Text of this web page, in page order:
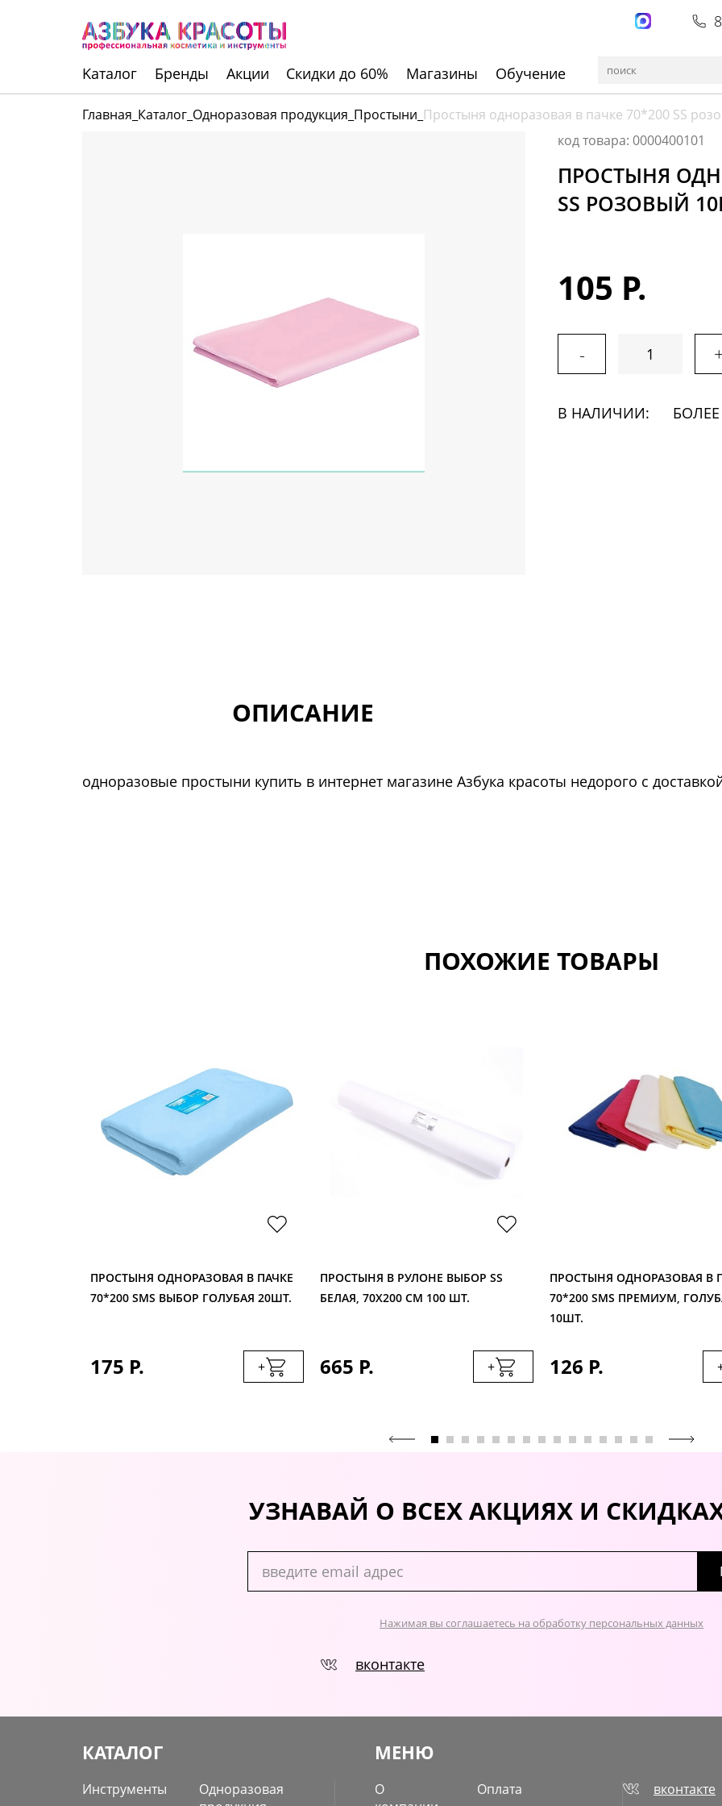
Kаталог Бренды Акции Скидки до 60% Магазины Обучение
Главная Каталог Одноразовая продукция Простыни Простыня одноразовая в пачке 70*200 SS
код товара: 0000400101
ПРОСТЫНЯ
SS РОЗОВЫЙ
105 Р.
-
В НАЛИЧИИ:
ОПИСАНИЕ
одноразовые простыни купить в интернет магазине Азбука красоты недорого с
ПОХОЖИЕ ТОВАРЫ
ПРОСТЫНЯ ОДНОРАЗОВАЯ В ПАЧКЕ
70*200 SMS ВЫБОР ГОЛУБАЯ 20ШТ.
175 Р. +
ПРОСТЫНЯ В РУЛОНЕ ВЫБОР SS
БЕЛАЯ, 70Х200 СМ 100 ШТ.
665 Р. +
ПРОСТЫНЯ ОДНОРАЗОВАЯ В
70*200 SMS ПРЕМИУМ,
10ШТ.
126 Р.
УЗНАВАЙ О ВСЕХ АКЦИЯХ И
Нажимая вы соглашаетесь на обработку персональных данных
вконтакте
КАТАЛОГ
Инструменты
Одноразовая
МЕНЮ
О
Оплата вконтакте